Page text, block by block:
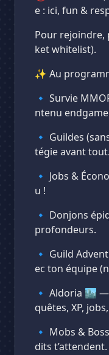
e : ici, fun &
Pour rejoindre,
ket whitelist).
✨ Au
🔹 Survie
ntenu
🔹 Guildes
tégie avant tout.
🔹 Jobs &
u !
🔹 Donjons
profondeurs.
🔹 Guild
ec ton équipe
🔹 Aldoria 🏙️ —
quêtes, XP,
🔹 Mobs &
dits t’attendent.